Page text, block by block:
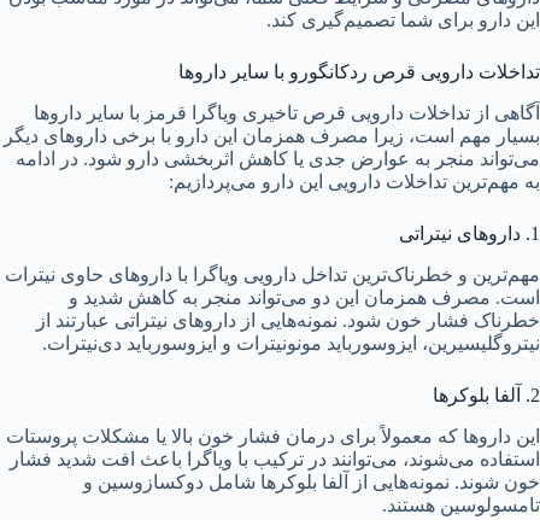
این دارو برای شما تصمیم‌گیری کند.
تداخلات دارویی قرص ردکانگورو با سایر داروها
آگاهی از تداخلات دارویی قرص تاخیری ویاگرا قرمز با سایر داروها
بسیار مهم است، زیرا مصرف همزمان این دارو با برخی داروهای دیگر
می‌تواند منجر به عوارض جدی یا کاهش اثربخشی دارو شود. در ادامه
به مهم‌ترین تداخلات دارویی این دارو می‌پردازیم:
1. داروهای نیتراتی
مهم‌ترین و خطرناک‌ترین تداخل دارویی ویاگرا با داروهای حاوی نیترات
است. مصرف همزمان این دو می‌تواند منجر به کاهش شدید و
خطرناک فشار خون شود. نمونه‌هایی از داروهای نیتراتی عبارتند از
نیتروگلیسیرین، ایزوسورباید مونونیترات و ایزوسورباید دی‌نیترات.
2. آلفا بلوکرها
این داروها که معمولاً برای درمان فشار خون بالا یا مشکلات پروستات
استفاده می‌شوند، می‌توانند در ترکیب با ویاگرا باعث افت شدید فشار
خون شوند. نمونه‌هایی از آلفا بلوکرها شامل دوکسازوسین و
تامسولوسین هستند.